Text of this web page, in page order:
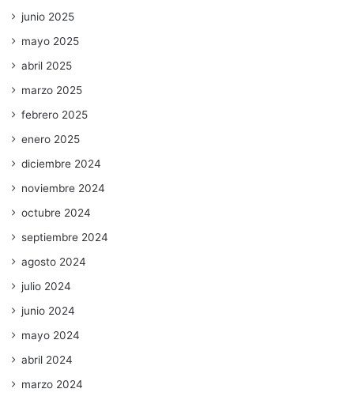
junio 2025
mayo 2025
abril 2025
marzo 2025
febrero 2025
enero 2025
diciembre 2024
noviembre 2024
octubre 2024
septiembre 2024
agosto 2024
julio 2024
junio 2024
mayo 2024
abril 2024
marzo 2024